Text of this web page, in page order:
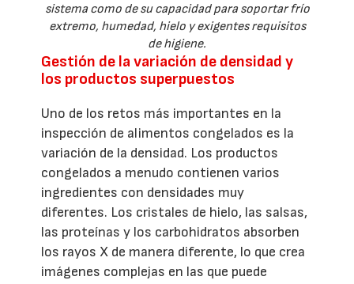
sistema como de su capacidad para soportar frío
extremo, humedad, hielo y exigentes requisitos
de higiene.
Gestión de la variación de densidad y
los productos superpuestos
Uno de los retos más importantes en la
inspección de alimentos congelados es la
variación de la densidad. Los productos
congelados a menudo contienen varios
ingredientes con densidades muy
diferentes. Los cristales de hielo, las salsas,
las proteínas y los carbohidratos absorben
los rayos X de manera diferente, lo que crea
imágenes complejas en las que puede